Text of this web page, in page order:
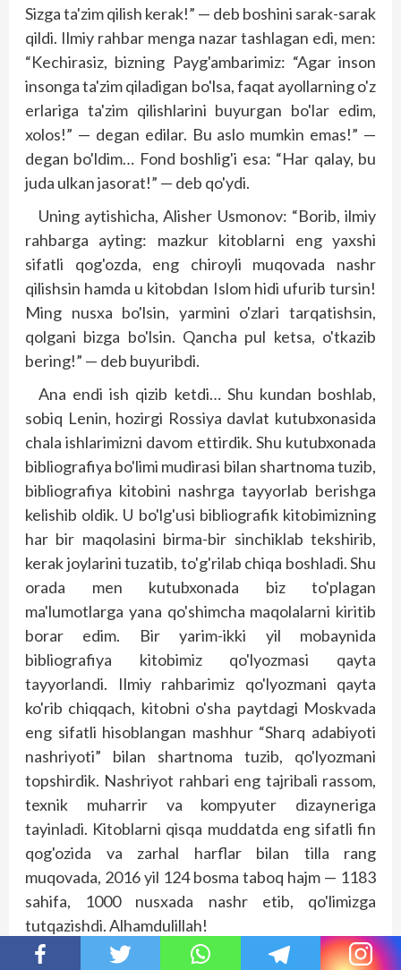
Sizga ta'zim qilish kerak!” — deb boshini sarak-sarak
qildi. Ilmiy rahbar menga nazar tashlagan edi, men:
“Kechirasiz, bizning Payg'ambarimiz: “Agar inson
insonga ta'zim qiladigan bo'lsa, faqat ayollarning o'z
erlariga ta'zim qilishlarini buyurgan bo'lar edim,
xolos!” — degan edilar. Bu aslo mumkin emas!” —
degan bo'ldim… Fond boshlig'i esa: “Har qalay, bu
juda ulkan jasorat!” — deb qo'ydi.
Uning aytishicha, Alisher Usmonov: “Borib, ilmiy
rahbarga ayting: mazkur kitoblarni eng yaxshi
sifatli qog'ozda, eng chiroyli muqovada nashr
qilishsin hamda u kitobdan Islom hidi ufurib tursin!
Ming nusxa bo'lsin, yarmini o'zlari tarqatishsin,
qolgani bizga bo'lsin. Qancha pul ketsa, o'tkazib
bering!” — deb buyuribdi.
Ana endi ish qizib ketdi… Shu kundan boshlab,
sobiq Lenin, hozirgi Rossiya davlat kutubxonasida
chala ishlarimizni davom ettirdik. Shu kutubxonada
bibliografiya bo'limi mudirasi bilan shartnoma tuzib,
bibliografiya kitobini nashrga tayyorlab berishga
kelishib oldik. U bo'lg'usi bibliografik kitobimizning
har bir maqolasini birma-bir sinchiklab tekshirib,
kerak joylarini tuzatib, to'g'rilab chiqa boshladi. Shu
orada men kutubxonada biz to'plagan
ma'lumotlarga yana qo'shimcha maqolalarni kiritib
borar edim. Bir yarim-ikki yil mobaynida
bibliografiya kitobimiz qo'lyozmasi qayta
tayyorlandi. Ilmiy rahbarimiz qo'lyozmani qayta
ko'rib chiqqach, kitobni o'sha paytdagi Moskvada
eng sifatli hisoblangan mashhur “Sharq adabiyoti
nashriyoti” bilan shartnoma tuzib, qo'lyozmani
topshirdik. Nashriyot rahbari eng tajribali rassom,
texnik muharrir va kompyuter dizayneriga
tayinladi. Kitoblarni qisqa muddatda eng sifatli fin
qog'ozida va zarhal harflar bilan tilla rang
muqovada, 2016 yil 124 bosma taboq hajm — 1183
sahifa, 1000 nusxada nashr etib, qo'limizga
tutqazishdi. Alhamdulillah!
Darhol kitobning bir bog'lami — 3 nusxasini